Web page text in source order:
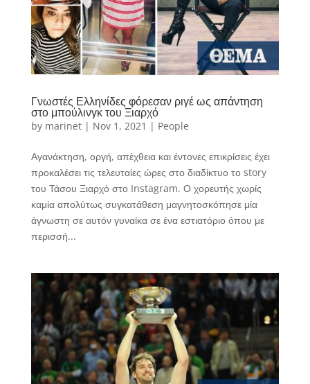
Γνωστές Ελληνίδες φόρεσαν ριγέ ως απάντηση
στο μπούλινγκ του Ξιαρχό
by marinet| Nov 1, 2021 | People
Αγανάκτηση, οργή, απέχθεια και έντονες επικρίσεις έχει
προκαλέσει τις τελευταίες ώρες στο διαδίκτυο το story
του Τάσου Ξιαρχό στο Instagram. Ο χορευτής χωρίς
καμία απολύτως συγκατάθεση μαγνητοσκόπησε μία
άγνωστη σε αυτόν γυναίκα σε ένα εστιατόριο όπου με
περισσή...